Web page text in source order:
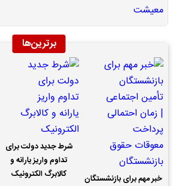
برترین‌ها
خبر مهم برای بازنشستگان
شرط جدید دولت برای
تداوم واریز یارانه و
کالابرگ الکترونیک